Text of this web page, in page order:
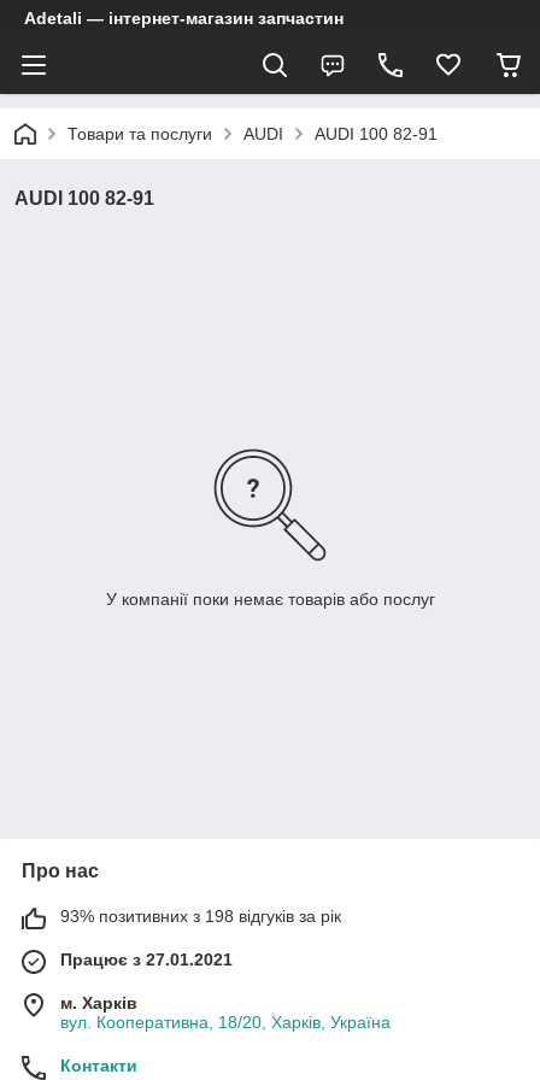
Adetali — інтернет-магазин запчастин
Товари та послуги AUDI AUDI 100 82-91
AUDI 100 82-91
У компанії поки немає товарів або послуг
Про нас
93% позитивних з 198 відгуків за рік
Працює з 27.01.2021
м. Харків
вул. Кооперативна, 18/20, Харків, Україна
Контакти